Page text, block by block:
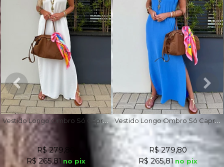
V
estido Longo Ombro Só Capri Off White
R$ 279,80
R$ 265,81 no pix
V
estido Longo Ombro Só Capri Azul Royal
R$ 279,80
R$ 265,81 no pix